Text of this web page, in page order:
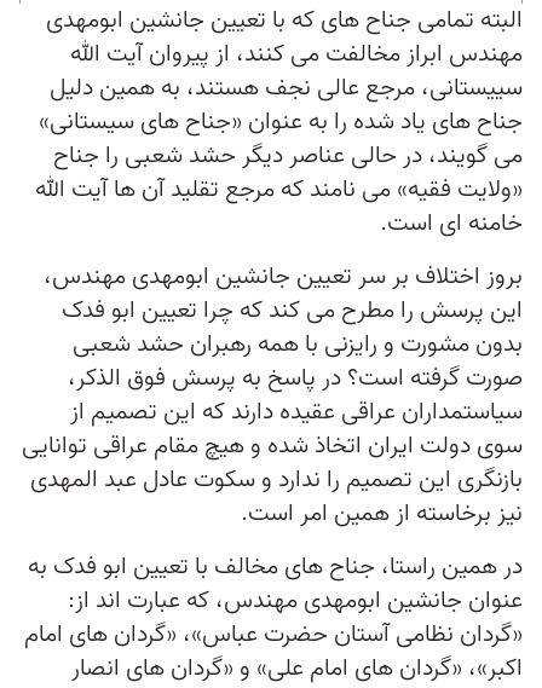
البته تمامی جناح های که با تعیین جانشین ابومهدی
مهندس ابراز مخالفت می کنند، از پیروان آیت الله
سییستانی، مرجع عالی نجف هستند، به همین دلیل
جناح های یاد شده را به عنوان «جناح های سیستانی»
می گویند، در حالی عناصر دیگر حشد شعبی را جناح
«ولایت فقیه» می نامند که مرجع تقلید آن ها آیت الله
خامنه ای است.
بروز اختلاف بر سر تعیین جانشین ابومهدی مهندس،
این پرسش را مطرح می کند که چرا تعیین ابو فدک
بدون مشورت و رایزنی با همه رهبران حشد شعبی
صورت گرفته است؟ در پاسخ به پرسش فوق الذکر،
سیاستمداران عراقی عقیده دارند که این تصمیم از
سوی دولت ایران اتخاذ شده و هیچ مقام عراقی توانایی
بازنگری این تصمیم را ندارد و سکوت عادل عبد المهدی
نیز برخاسته از همین امر است.
در همین راستا، جناح های مخالف با تعیین ابو فدک به
عنوان جانشین ابومهدی مهندس، که عبارت اند از:
«گردان نظامی آستان حضرت عباس»، «گردان های امام
اکبر»، «گردان های امام علی» و «گردان های انصار